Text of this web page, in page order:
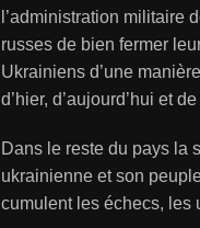
l’administration militaire
russes de bien fermer
Ukrainiens d’une
d’hier, d’aujourd’hui et
Dans le reste du pays la
ukrainienne et son
cumulent les échecs, les